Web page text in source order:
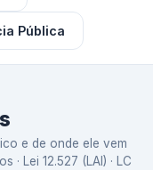
Pública
e de onde ele vem
Lei 12.527 (LAI) · LC